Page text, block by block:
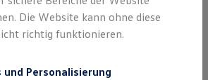
Class bei Volkswagen
Die Website kann ohne diese
richtig funktionieren.
Personalisierung